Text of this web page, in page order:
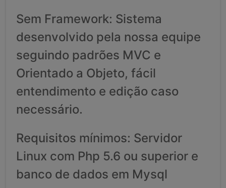
Sem Framework: Sistema
desenvolvido pela nossa equipe
seguindo padrões MVC e
Orientado a Objeto, fácil
entendimento e edição caso
necessário.
Requisitos mínimos: Servidor
Linux com Php 5.6 ou superior e
banco de dados em Mysql